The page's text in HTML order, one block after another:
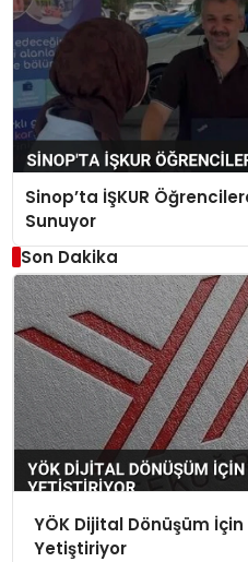
Sinop’ta İŞKUR
Sunuyor
Son Dakika
YÖK Dijital Dönüşüm
Yetiştiriyor